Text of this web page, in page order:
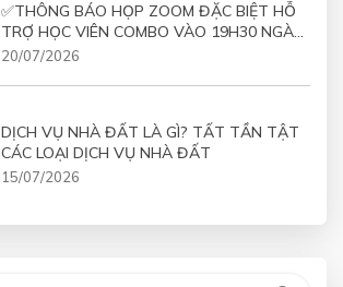
✅THÔNG BÁO HỌP ZOOM ĐẶC BIỆT HỖ
TRỢ HỌC VIÊN COMBO VÀO 19H30 NGÀY
21/07/2026
20/07/2026
DỊCH VỤ NHÀ ĐẤT LÀ GÌ? TẤT TẦN TẬT
CÁC LOẠI DỊCH VỤ NHÀ ĐẤT
15/07/2026